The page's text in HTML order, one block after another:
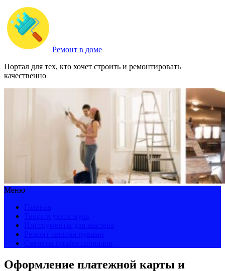
Ремонт в доме
Портал для тех, кто хочет строить и ремонтировать
качественно
Меню
Оформление платежной карты и